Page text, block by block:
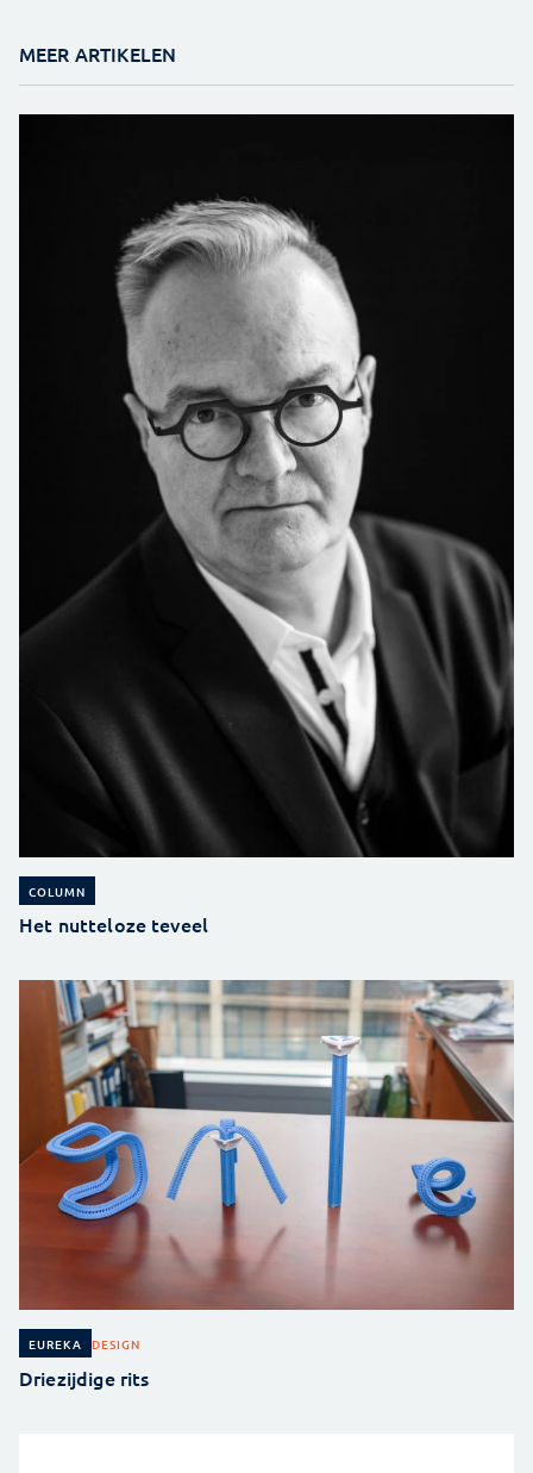
MEER ARTIKELEN
COLUMN
Het nutteloze teveel
EUREKA DESIGN
Driezijdige rits